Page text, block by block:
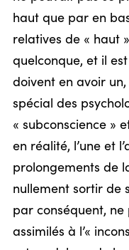
haut que par en
relatives de « haut
quelconque, et il
doivent en avoir
spécial des
« subconscience »
en réalité, l’une et
prolongements de
nullement sortir de
par conséquent,
assimilés à l’«